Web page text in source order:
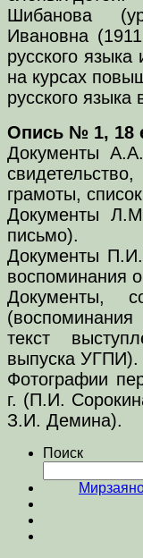
Шибанова
Ивановна
русского
на курсах
русского языка
Опись № 1, 18
Документы
грамоты,
Документы
письмо).
Документы
воспоминания
Документы,
текст
выпуска УГПИ).
Фотографии
г. (П.И.
З.И. Демина).
Поиск